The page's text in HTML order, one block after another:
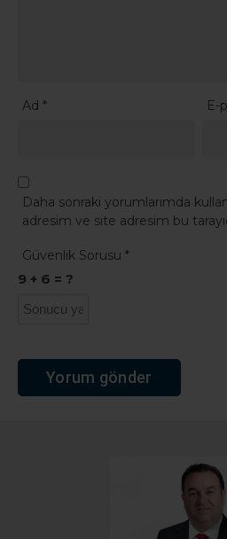
Ad * E-
Daha sonraki yorumlarımda
adresim ve site adresim bu
Güvenlik Sorusu *
9 + 6 = ?